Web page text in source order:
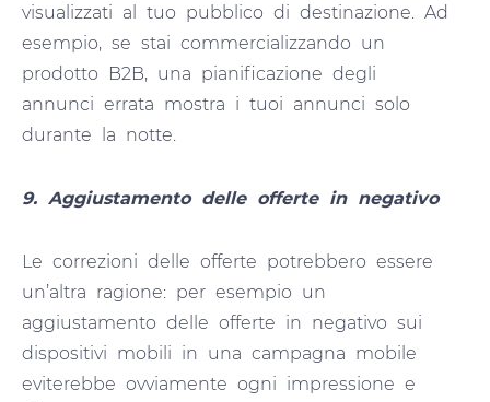
visualizzati al tuo pubblico di destinazione. Ad
esempio, se stai commercializzando un
prodotto B2B, una pianificazione degli
annunci errata mostra i tuoi annunci solo
durante la notte.
9. Aggiustamento delle offerte in negativo
Le correzioni delle offerte potrebbero essere
un’altra ragione: per esempio un
aggiustamento delle offerte in negativo sui
dispositivi mobili in una campagna mobile
eviterebbe ovviamente ogni impressione e